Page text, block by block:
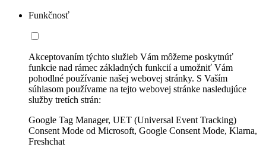
Funkčnosť
Akceptovaním týchto služieb Vám môžeme poskytnúť
funkcie nad rámec základných funkcií a umožniť Vám
pohodlné používanie našej webovej stránky. S Vaším
súhlasom používame na tejto webovej stránke nasledujúce
služby tretích strán:
Google Tag Manager, UET (Universal Event Tracking)
Consent Mode od Microsoft, Google Consent Mode, Klarna,
Freshchat